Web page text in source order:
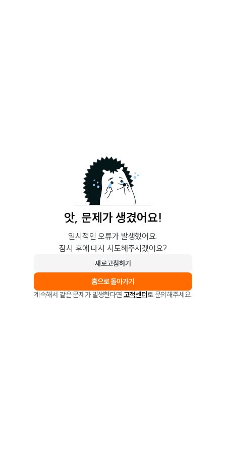
앗, 문제가 생겼어요!
일시적인 오류가 발생했어요.
잠시 후에 다시 시도해주시겠어요?
새로고침하기
홈으로 돌아가기
계속해서 같은 문제가 발생한다면 고객센터로 문의해주세요.